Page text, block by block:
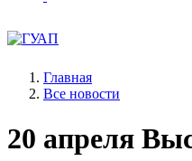
Главная
Все новости
20 апреля